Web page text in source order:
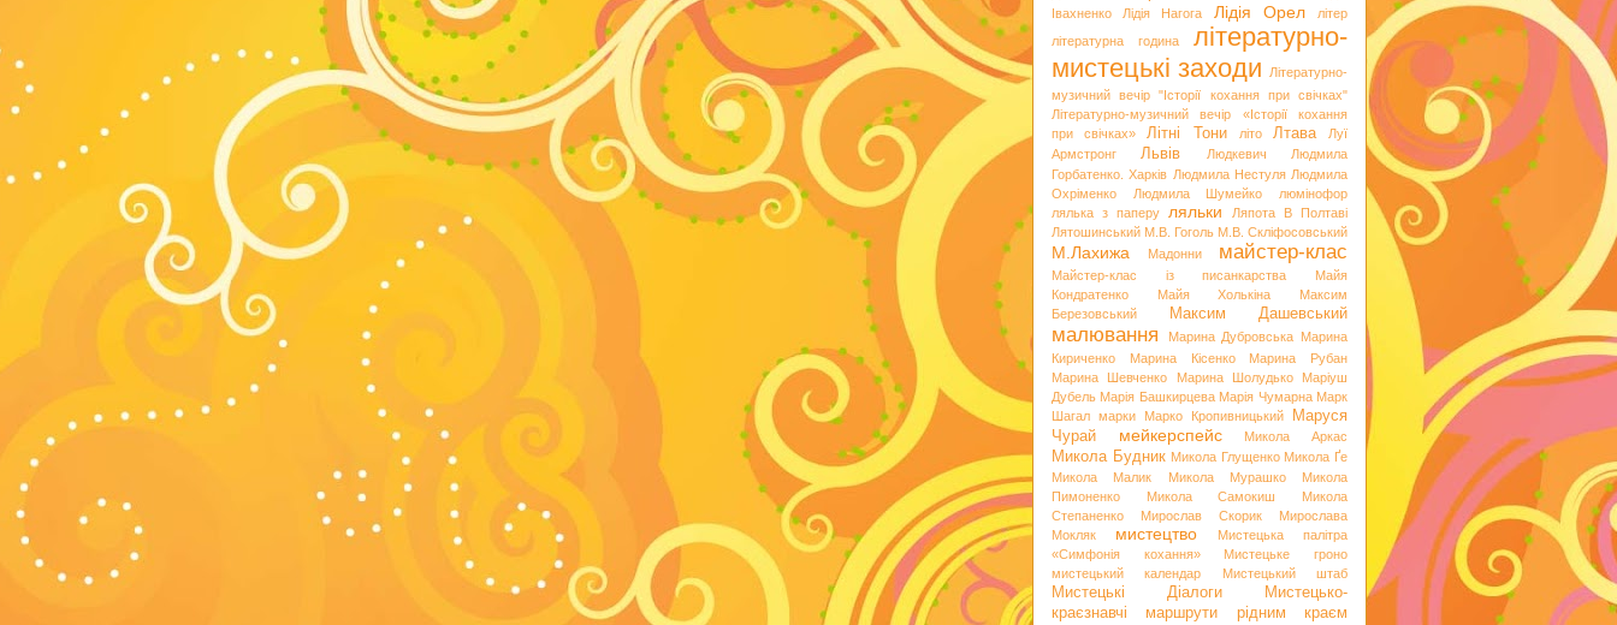
Івахненко
Лідія Нагога Лідія Орел
літер
літературна година
літературно-
мистецькі заходи
Літературно-
музичний вечір "Історії кохання при свічках"
Літературно-музичний вечір «Історії кохання
при свічках»
Літні Тони літо Лтава
Луї
Армстронг
Львів Людкевич
Людмила
Горбатенко. Харків Людмила Нестуля Людмила
Охріменко
Людмила Шумейко
люмінофор
лялька з паперу
ляльки
Ляпота В Полтаві
Лятошинський М.В. Гоголь М.В. Скліфосовський
М.Лахижа Мадонни майстер-клас
Майстер-клас із писанкарства
Майя
Кондратенко
Майя Холькіна
Максим
Березовський
Максим Дашевський
малювання Марина Дубровська Марина
Кириченко
Марина Кісенко
Марина Рубан
Марина Шевченко
Марина Шолудько
Маріуш
Дубель Марія Башкирцева Марія Чумарна Марк
Шагал марки Марко Кропивницький
Маруся
Чурай
мейкерспейс Микола Аркас
Микола Будник Микола Глущенко Микола Ґе
Микола Малик
Микола Мурашко
Микола
Пимоненко
Микола Самокиш
Микола
Степаненко
Мирослав Скорик
Мирослава
Мокляк
мистецтво
Мистецька палітра
«Симфонія кохання»
Мистецьке гроно
мистецький календар
Мистецький штаб
Мистецькі Діалоги
Мистецько-
краєзнавчі маршрути рідним краєм